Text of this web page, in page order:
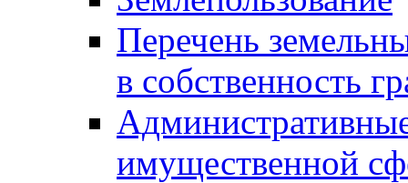
Перечень
в собственность
имущественной